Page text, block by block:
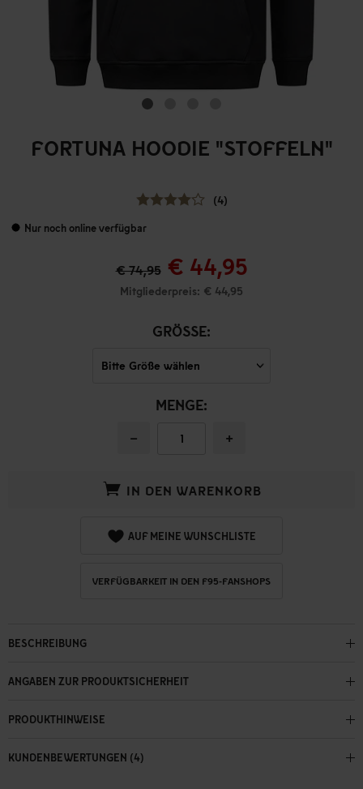
FORTUNA HOODIE "STOFFELN"
(4)
Nur noch online verfügbar
€ 74,95 € 44,95
Mitgliederpreis: € 44,95
GRÖSSE:
MENGE:
− +
IN DEN WARENKORB
AUF MEINE WUNSCHLISTE
VERFÜGBARKEIT IN DEN F95-FANSHOPS
BESCHREIBUNG
ANGABEN ZUR PRODUKTSICHERHEIT
PRODUKTHINWEISE
KUNDENBEWERTUNGEN (4)